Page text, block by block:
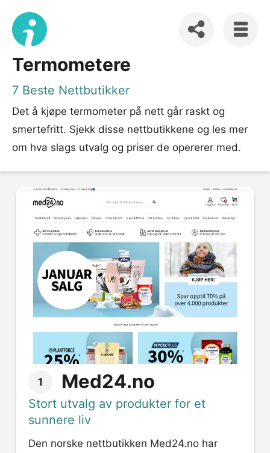
Termometere
7 Beste Nettbutikker
Det å kjøpe termometer på nett går raskt og
smertefritt. Sjekk disse nettbutikkene og les mer
om hva slags utvalg og priser de opererer med.
1 Med24.no
Stort utvalg av produkter for et
sunnere liv
Den norske nettbutikken Med24.no har